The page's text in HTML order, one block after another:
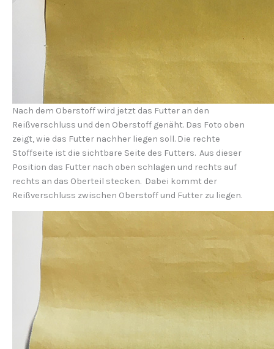
Nach dem Oberstoff wird jetzt das Futter an den
Reißverschluss und den Oberstoff genäht. Das Foto oben
zeigt, wie das Futter nachher liegen soll. Die rechte
Stoffseite ist die sichtbare Seite des Futters. Aus dieser
Position das Futter nach oben schlagen und rechts auf
rechts an das Oberteil stecken. Dabei kommt der
Reißverschluss zwischen Oberstoff und Futter zu liegen.